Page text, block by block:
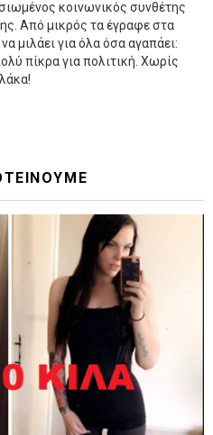
κοινωνικός συνθέτης
Από μικρός τα έγραφε στα
μιλάει για όλα όσα αγαπάει:
πίκρα για πολιτική. Χωρίς